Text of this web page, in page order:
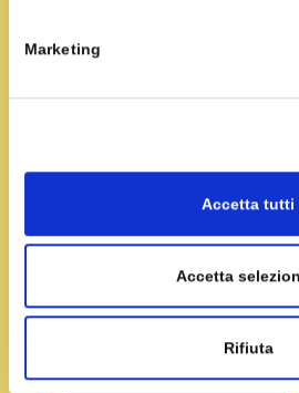
Marketing
Accetta tutti
Accetta
Rifiuta
Recupera la password